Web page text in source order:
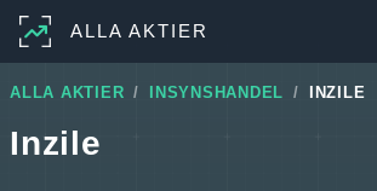
ALLA AKTIER
ALLA AKTIER INSYNSHANDEL INZILE
Inzile